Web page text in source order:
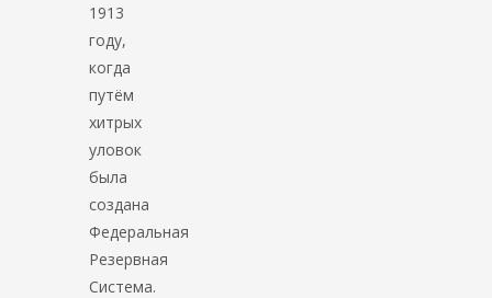
1913
году,
когда
путём
хитрых
уловок
была
создана
Федеральная
Резервная
Система.